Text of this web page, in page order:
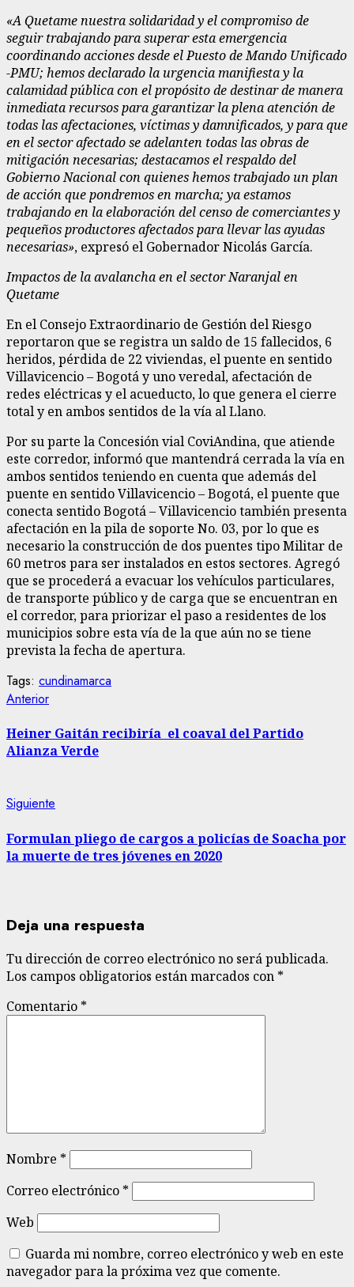
«A Quetame nuestra solidaridad y el compromiso de
seguir trabajando para superar esta emergencia
coordinando acciones desde el Puesto de Mando Unificado
-PMU; hemos declarado la urgencia manifiesta y la
calamidad pública con el propósito de destinar de manera
inmediata recursos para garantizar la plena atención de
todas las afectaciones, víctimas y damnificados, y para que
en el sector afectado se adelanten todas las obras de
mitigación necesarias; destacamos el respaldo del
Gobierno Nacional con quienes hemos trabajado un plan
de acción que pondremos en marcha; ya estamos
trabajando en la elaboración del censo de comerciantes y
pequeños productores afectados para llevar las ayudas
necesarias», expresó el Gobernador Nicolás García.
Impactos de la avalancha en el sector Naranjal en
Quetame
En el Consejo Extraordinario de Gestión del Riesgo
reportaron que se registra un saldo de 15 fallecidos, 6
heridos, pérdida de 22 viviendas, el puente en sentido
Villavicencio – Bogotá y uno veredal, afectación de
redes eléctricas y el acueducto, lo que genera el cierre
total y en ambos sentidos de la vía al Llano.
Por su parte la Concesión vial CoviAndina, que atiende
este corredor, informó que mantendrá cerrada la vía en
ambos sentidos teniendo en cuenta que además del
puente en sentido Villavicencio – Bogotá, el puente que
conecta sentido Bogotá – Villavicencio también presenta
afectación en la pila de soporte No. 03, por lo que es
necesario la construcción de dos puentes tipo Militar de
60 metros para ser instalados en estos sectores. Agregó
que se procederá a evacuar los vehículos particulares,
de transporte público y de carga que se encuentran en
el corredor, para priorizar el paso a residentes de los
municipios sobre esta vía de la que aún no se tiene
prevista la fecha de apertura.
Tags: cundinamarca
Sigue
leyendo
AnteriorEntrada
Heiner Gaitán recibiría el coaval del Partido
Alianza Verde
Siguiente
Formulan pliego de cargos a policías de Soacha por
la muerte de tres jóvenes en 2020
Deja una respuesta
Tu dirección de correo electrónico no será publicada.
Los campos obligatorios están marcados con *
Comentario *
Nombre *
Correo electrónico *
Web
Guarda mi nombre, correo electrónico y web en este
navegador para la próxima vez que comente.